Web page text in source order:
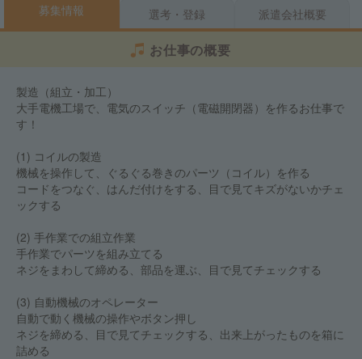
募集情報 選考・登録 派遣会社概要
お仕事の概要
製造（組立・加工）
大手電機工場で、電気のスイッチ（電磁開閉器）を作るお仕事で
す！
(1) コイルの製造
機械を操作して、ぐるぐる巻きのパーツ（コイル）を作る
コードをつなぐ、はんだ付けをする、目で見てキズがないかチェ
ックする
(2) 手作業での組立作業
手作業でパーツを組み立てる
ネジをまわして締める、部品を運ぶ、目で見てチェックする
(3) 自動機械のオペレーター
自動で動く機械の操作やボタン押し
ネジを締める、目で見てチェックする、出来上がったものを箱に
詰める